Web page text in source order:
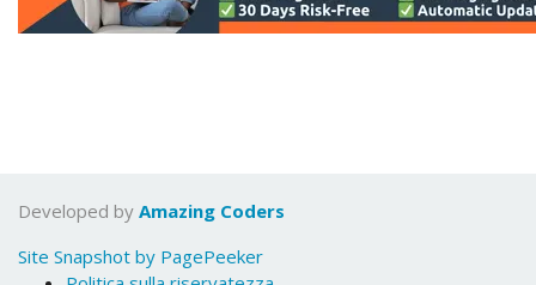
Developed by Amazing Coders
Site Snapshot by PagePeeker